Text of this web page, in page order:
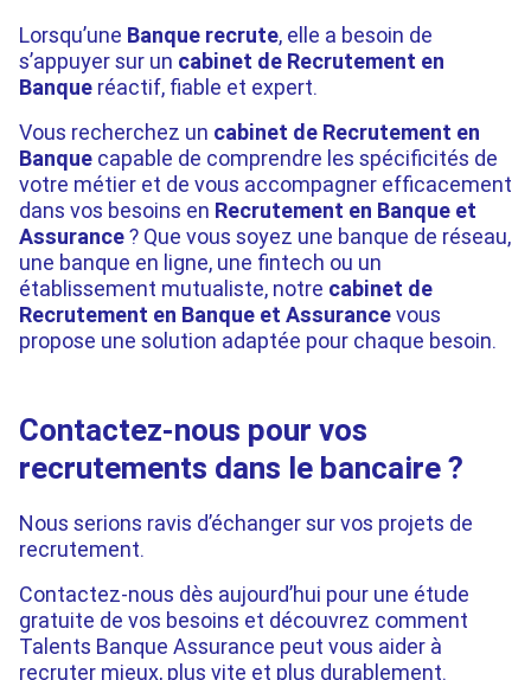
Lorsqu’une Banque recrute, elle a besoin de
s’appuyer sur un cabinet de Recrutement en
Banque réactif, fiable et expert.
Vous recherchez un cabinet de Recrutement en
Banque capable de comprendre les spécificités de
votre métier et de vous accompagner efficacement
dans vos besoins en Recrutement en Banque et
Assurance? Que vous soyez une banque de réseau,
une banque en ligne, une fintech ou un
établissement mutualiste, notre cabinet de
Recrutement en Banque et Assurancevous
propose une solution adaptée pour chaque besoin.
Contactez-nous pour vos
recrutements dans le bancaire ?
Nous serions ravis d’échanger sur vos projets de
recrutement.
Contactez-nous dès aujourd’hui pour une étude
gratuite de vos besoins et découvrez comment
Talents Banque Assurance peut vous aider à
recruter mieux, plus vite et plus durablement.